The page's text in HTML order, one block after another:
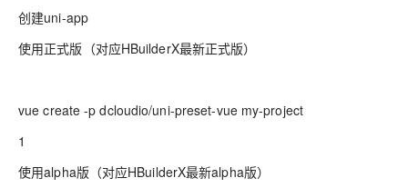
创建uni-app
使用正式版（对应HBuilderX最新正式版）
vue create -p dcloudio/uni-preset-vue my-project
1
使用alpha版（对应HBuilderX最新alpha版）